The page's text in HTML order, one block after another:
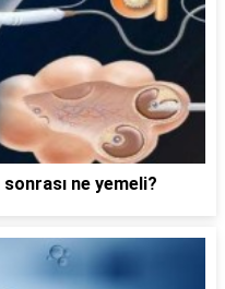
ne yemeli?